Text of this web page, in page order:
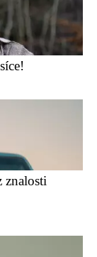
znalosti